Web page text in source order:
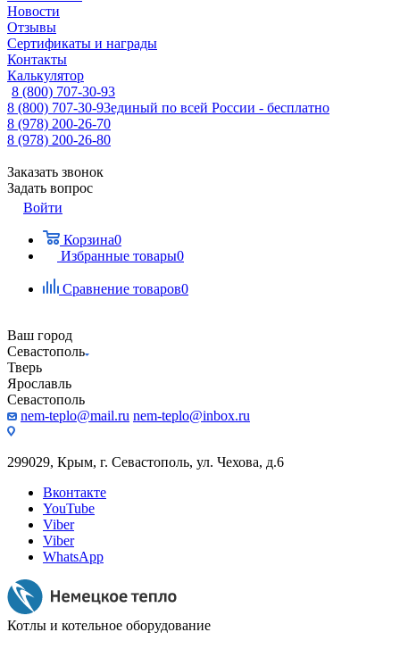
Новости
Отзывы
Сертификаты и награды
Контакты
Калькулятор
8 (800) 707-30-93
8 (800) 707-30-93единый по всей России - бесплатно
8 (978) 200-26-70
8 (978) 200-26-80
Заказать звонок
Задать вопрос
Войти
Корзина0
Избранные товары0
Сравнение товаров0
Ваш город
Севастополь
Тверь
Ярославль
Севастополь
nem-teplo@mail.ru nem-teplo@inbox.ru
299029, Крым, г. Севастополь, ул. Чехова, д.6
Вконтакте
YouTube
Viber
Viber
WhatsApp
Котлы и котельное оборудование